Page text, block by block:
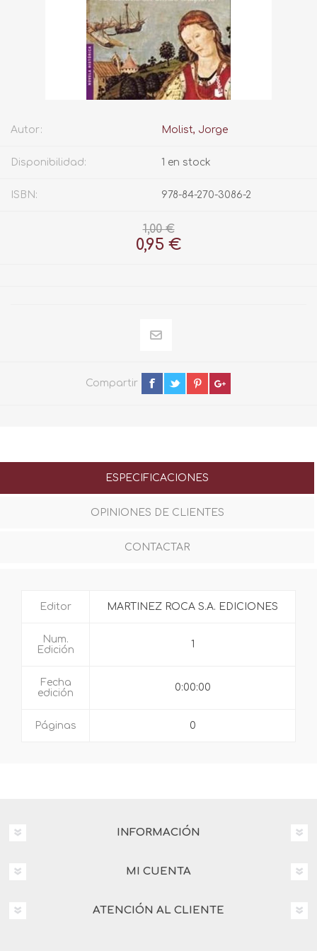
Autor: Molist, Jorge
Disponibilidad: 1 en stock
ISBN: 978-84-270-3086-2
1,00 €
0,95 €
Compartir
ESPECIFICACIONES
OPINIONES DE CLIENTES
CONTACTAR
Editor MARTINEZ ROCA S.A. EDICIONES
Num.
Edición
1
Fecha
edición
0:00:00
Páginas 0
INFORMACIÓN
MI CUENTA
ATENCIÓN AL CLIENTE